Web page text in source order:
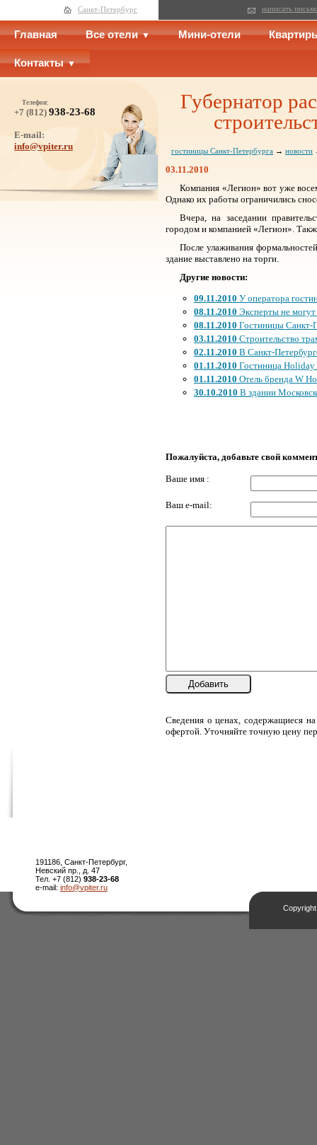
Санкт-Петербург написать
Главная Все отели Мини-отели
Контакты
Телефон:
+7 (812) 938-23-68
E-mail:
info@vpiter.ru
Губернатор
гостиницы Санкт-Петербурга → новости
03.11.2010
Компания «Легион» вот уже
Однако их работы ограничились
Вчера, на заседании
городом и компанией «Легион».
После улаживания
здание выставлено на торги.
Другие новости:
09.11.2010 У оператора
08.11.2010 Эксперты не
08.11.2010 Гостиницы Санкт-
03.11.2010 Строительство
02.11.2010 В Санкт-
01.11.2010 Гостиница
01.11.2010 Отель бренда W
30.10.2010 В здании
Пожалуйста, добавьте свой
Ваше имя :
Ваш e-mail:
Добавить
Сведения о ценах, содержащиеся
офертой. Уточняйте точную цену
191186, Санкт-Петербург,
Невский пр., д. 47
Тел. +7 (812) 938-23-68
e-mail: info@vpiter.ru